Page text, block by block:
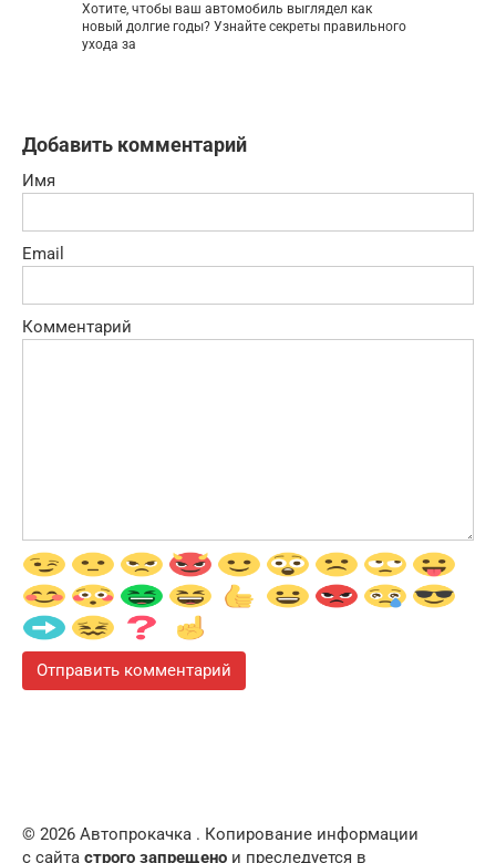
Хотите, чтобы ваш автомобиль выглядел как
новый долгие годы? Узнайте секреты правильного
ухода за
Добавить комментарий
Имя
Email
Комментарий
© 2026 Автопрокачка . Копирование информации
с сайта строго запрещено и преследуется в